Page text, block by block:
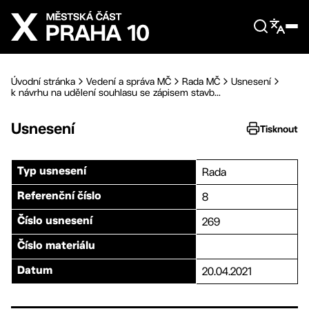
Přejít na hlavní obsah
Úvodní stránka Vedení a správa MČ Rada MČ
Usnesení
k návrhu na udělení souhlasu se zápisem stavb...
Usnesení Tisknout
Typ usnesení Rada
Referenční číslo 8
Číslo usnesení 269
Číslo materiálu
Datum 20.04.2021